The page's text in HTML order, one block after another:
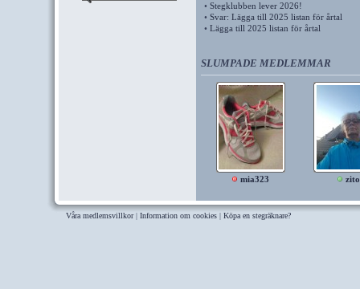
• Stegklubben lever 2026!
• Svar: Lägga till 2025 listan för årtal
• Lägga till 2025 listan för årtal
SLUMPADE MEDLEMMAR
mia323 zito
Våra medlemsvillkor| Information om cookies | Köpa en stegräknare?